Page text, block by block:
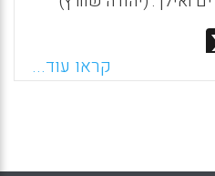
X
קראו עוד...